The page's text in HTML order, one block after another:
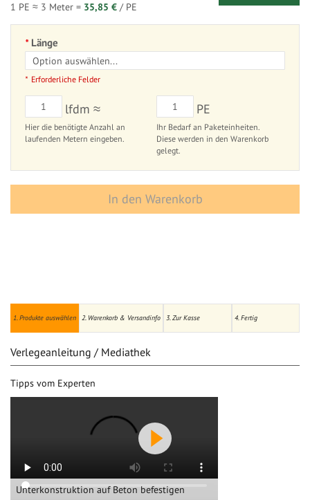
1. Produkte auswählen 2. Warenkorb & Versandinfo 3. Zur Kasse 4. Fertig
1 PE ≈ 3 Meter = 35,85 € / PE
Länge
Erforderliche Felder
lfdm ≈
Hier die benötigte Anzahl an
laufenden Metern eingeben.
PE
Ihr Bedarf an Paketeinheiten.
Diese werden in den Warenkorb
gelegt.
In den Warenkorb
Verlegeanleitung / Mediathek
Tipps vom Experten
Unterkonstruktion auf Beton befestigen